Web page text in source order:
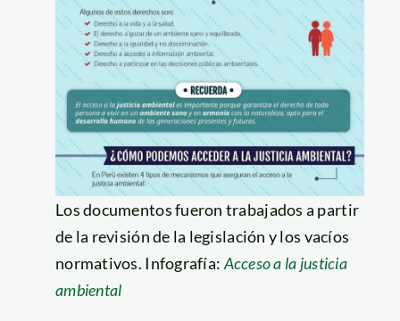
Los documentos fueron trabajados a partir
de la revisión de la legislación y los vacíos
normativos. Infografía: Acceso a la justicia
ambiental